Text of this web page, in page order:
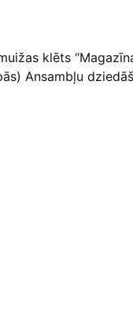
klēts
Ansambļu